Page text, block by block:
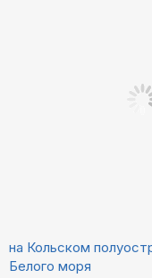
на Кольском
Белого моря